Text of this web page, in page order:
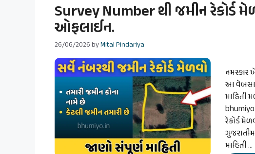
Survey Number થી જમીન
ઓફલાઈન.
26/06/2026byMital Pindariya
નમસ્કાર
આ
માહિતી
રેકોર્ડ
માહિતી …